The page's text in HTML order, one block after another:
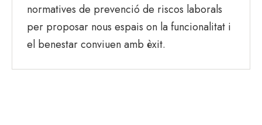
normatives de prevenció de riscos laborals
per proposar nous espais on la funcionalitat i
el benestar conviuen amb èxit.